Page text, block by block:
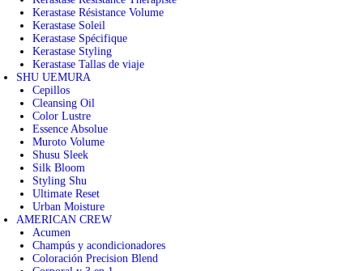
Kerastase Résistance Volume
Kerastase Soleil
Kerastase Spécifique
Kerastase Styling
Kerastase Tallas de viaje
SHU UEMURA
Cepillos
Cleansing Oil
Color Lustre
Essence Absolue
Muroto Volume
Shusu Sleek
Silk Bloom
Styling Shu
Ultimate Reset
Urban Moisture
AMERICAN CREW
Acumen
Champús y acondicionadores
Coloración Precision Blend